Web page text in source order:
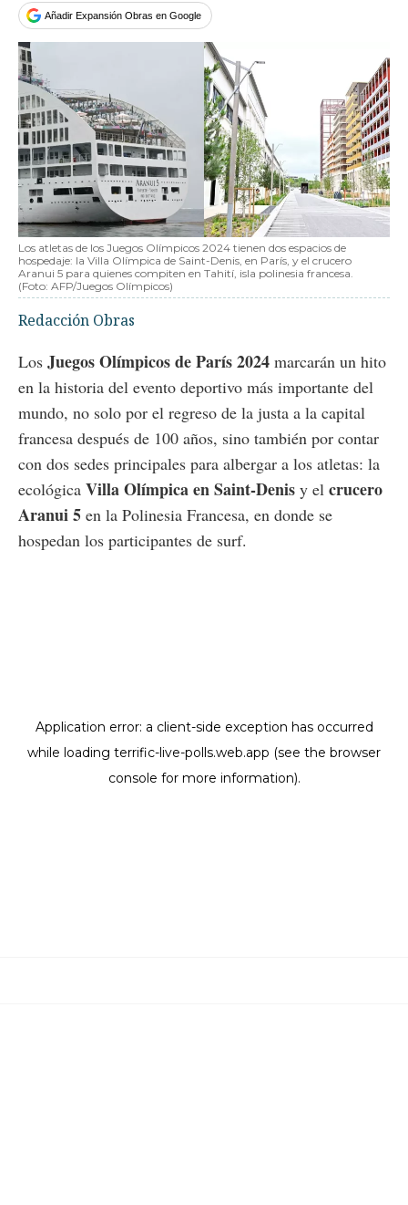
Añadir Expansión Obras en Google
Los atletas de los Juegos Olímpicos 2024 tienen dos espacios de
hospedaje: la Villa Olímpica de Saint-Denis, en París, y el crucero
Aranui 5 para quienes compiten en Tahití, isla polinesia francesa.
(Foto: AFP/Juegos Olímpicos)
Redacción Obras
Los Juegos Olímpicos de París 2024 marcarán un hito
en la historia del evento deportivo más importante del
mundo, no solo por el regreso de la justa a la capital
francesa después de 100 años, sino también por contar
con dos sedes principales para albergar a los atletas: la
ecológica Villa Olímpica en Saint-Denis y el crucero
Aranui 5 en la Polinesia Francesa, en donde se
hospedan los participantes de surf.